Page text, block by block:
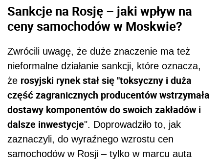
Sankcje na Rosję – jaki wpływ na
ceny samochodów w Moskwie?
Zwrócili uwagę, że duże znaczenie ma też
nieformalne działanie sankcji, które oznacza,
że rosyjski rynek stał się "toksyczny i duża
część zagranicznych producentów wstrzymała
dostawy komponentów do swoich zakładów i
dalsze inwestycje". Doprowadziło to, jak
zaznaczyli, do wyraźnego wzrostu cen
samochodów w Rosji – tylko w marcu auta